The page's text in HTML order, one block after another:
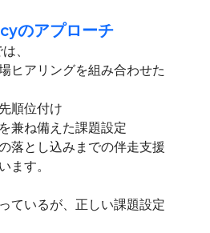
のアプローチ
、
ヒアリングを組み合わせた
順位付け
兼ね備えた課題設定
落とし込みまでの伴走支援
ます。
ているが、正しい課題設定